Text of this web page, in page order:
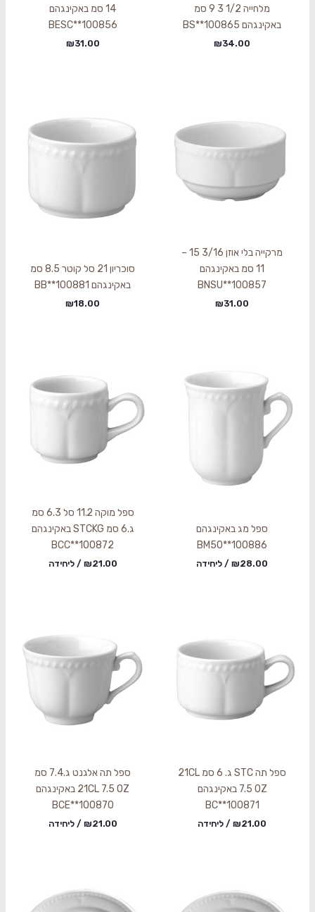
מלחייה 1/2 3 9 סמ
באקינגהם BS**100865
₪34.00
14 סמ באקינגהם
BESC**100856
₪31.00
מרקייה בלי אוזן 3/16 15 –
11 סמ באקינגהם
BNSU**100857
₪31.00
סוכריון 21 סל קוטר 8.5 סמ
באקינגהם BB**100881
₪18.00
ספל מג באקינגהם
BM50**100886
₪28.00 / ליחידה
ספל מוקה 11.2 סל 6.3 סמ
ג.6 סמ STCKG באקינגהם
BCC**100872
₪21.00 / ליחידה
ספל תה STC ג. 6 סמ 21CL
7.5 OZ באקינגהם
BC**100871
₪21.00 / ליחידה
ספל תה אלגנט ג.7.4 סמ
21CL 7.5 OZ באקינגהם
BCE**100870
₪21.00 / ליחידה